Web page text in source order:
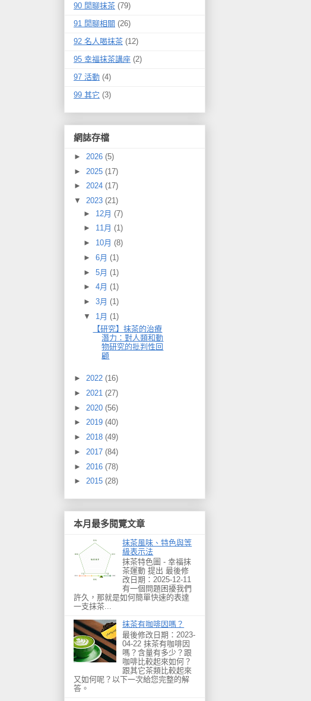
90 閒聊抹茶 (79)
91 閒聊相關 (26)
92 名人喝抹茶 (12)
95 幸福抹茶講座 (2)
97 活動 (4)
99 其它 (3)
網誌存檔
► 2026 (5)
► 2025 (17)
► 2024 (17)
▼ 2023 (21)
► 12月 (7)
► 11月 (1)
► 10月 (8)
► 6月 (1)
► 5月 (1)
► 4月 (1)
► 3月 (1)
▼ 1月 (1)
【研究】抹茶的治療
潛力：對人類和動
物研究的批判性回
顧
► 2022 (16)
► 2021 (27)
► 2020 (56)
► 2019 (40)
► 2018 (49)
► 2017 (84)
► 2016 (78)
► 2015 (28)
本月最多閱覽文章
抹茶風味、特色與等
級表示法
抹茶特色圖 - 幸福抹
茶運動 提出 最後修
改日期：2025-12-11
有一個問題困擾我們
許久，那就是如何簡單快速的表達
一支抹茶...
抹茶有咖啡因嗎？
最後修改日期：2023-
04-22 抹茶有咖啡因
嗎？含量有多少？跟
咖啡比較起來如何？
跟其它茶類比較起來
又如何呢？以下一次給您完整的解
答。